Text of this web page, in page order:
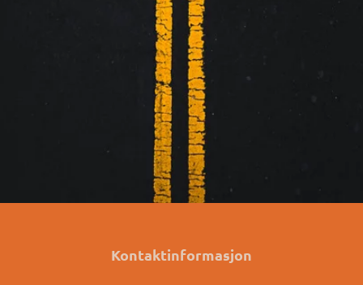
Opptil 4 passasjerer
Netter, helger og helligdager +10€
En vei
Bestill nå
Kontaktinformasjon